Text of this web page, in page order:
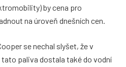
by cena pro
na úroveň dnešních cen.
se nechal slyšet, že v
paliva dostala také do vodní